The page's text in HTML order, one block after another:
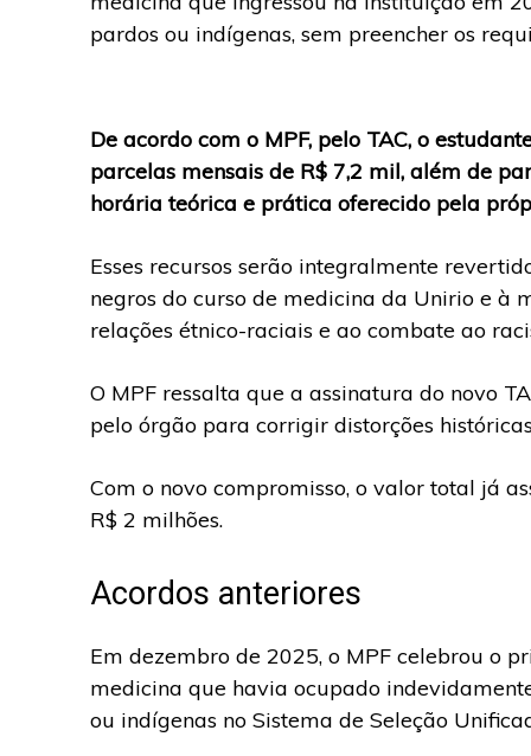
pardos ou indígenas, sem preencher os
De acordo com o MPF, pelo TAC, o
parcelas mensais de R$ 7,2 mil, além de
horária teórica e prática oferecido pela
Esses recursos serão integralmente
negros do curso de medicina da Unirio e à
relações étnico-raciais e ao combate ao
O MPF ressalta que a assinatura do novo
pelo órgão para corrigir distorções
Com o novo compromisso, o valor total já
R$ 2 milhões.
Acordos anteriores
Em dezembro de 2025, o MPF celebrou o
medicina que havia ocupado
ou indígenas no Sistema de Seleção